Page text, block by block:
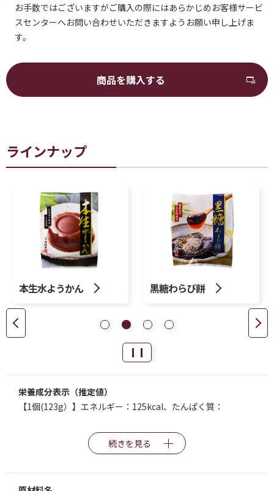
お手数ではございますがご購入の際にはあらかじめお客様サービ
スセンターへお問い合わせいただきますようお願い申し上げま
す。
商品を購入する
ラインナップ
本生水ようかん 黒糖わらび餅
栄養成分表示（推定値）
【1個(123g）】エネルギー：125kcal、たんぱく質：
続きを見る